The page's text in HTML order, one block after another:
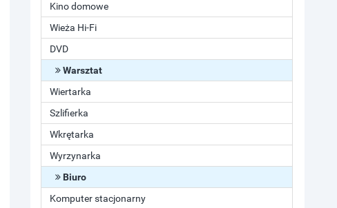
Kino domowe
Wieża Hi-Fi
DVD
Warsztat
Wiertarka
Szlifierka
Wkrętarka
Wyrzynarka
Biuro
Komputer stacjonarny